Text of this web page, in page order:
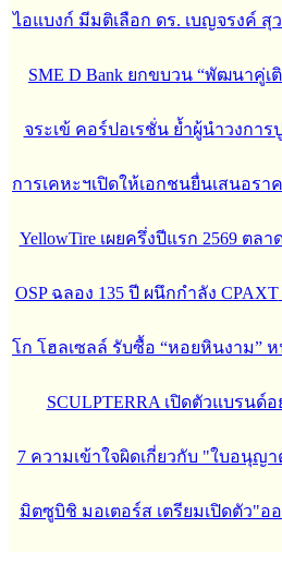
ไอแบงก์ มีมติเลือก ดร. เบญจรงค์
SME D Bank ยกขบวน “พัฒนาคู่
จระเข้ คอร์ปอเรชั่น ย้ำผู้นำวงการ
การเคหะฯเปิดให้เอกชนยื่นเสนอร
YellowTire เผยครึ่งปีแรก 2569 ตล
OSP ฉลอง 135 ปี ผนึกกำลัง CPAXT
โก โฮลเซลล์ รับซื้อ “หอยหินงาม”
SCULPTERRA เปิดตัวแบรนด์
7 ความเข้าใจผิดเกี่ยวกับ "ใบอนุ
มิตซูบิชิ มอเตอร์ส เตรียมเปิดตัว"อ